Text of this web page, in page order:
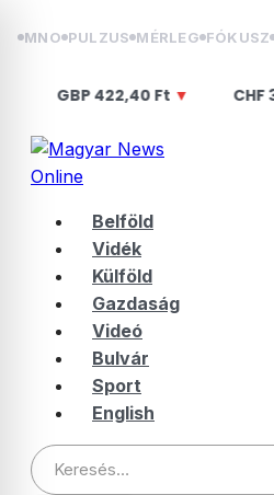
MNO PULZUS MÉRLEG FÓKUSZ
422,40 Ft▼ CHF387,46 Ft▼
Belföld
Vidék
Külföld
Gazdaság
Videó
Bulvár
Sport
English
Keresés: